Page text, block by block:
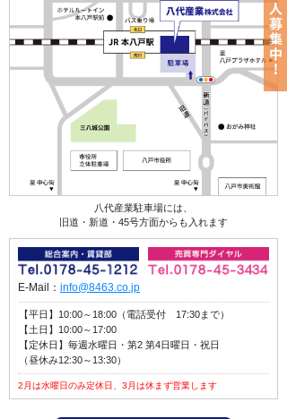
八代産業駐車場には、
旧道・新道・45号方面からも入れます
E-Mail： info@8463.co.jp
【平日】10:00～18:00（電話受付 17:30まで）
【土日】10:00～17:00
【定休日】毎週水曜日・第2 第4日曜日・祝日
（昼休み12:30～13:30）
2月は水曜日のみ定休日、3月は休まず営業します